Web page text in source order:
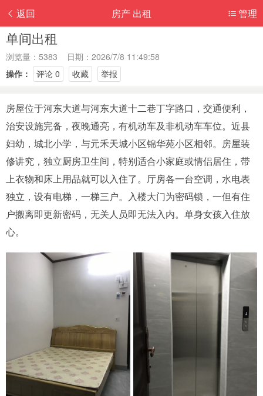
返回 管理
房产 出租
单间出租
浏览量：5383 日期：2026/7/8 11:49:58
操作：
评论 0 收藏 举报
房屋位于河东大道与河东大道十二巷丁字路口，交通便利，
治安设施完备，夜晚通亮，有机动车及非机动车车位。近县
妇幼，城北小学，与元禾天城小区锦华苑小区相邻。房屋装
修讲究，独立厨房卫生间，特别适合小家庭或情侣居住，带
上衣物和床上用品就可以入住了。厅房各一台空调，水电表
独立，设有电梯，一梯三户。入楼大门为密码锁，一但有住
户搬离即更新密码，无关人员即无法入内。单身女孩入住放
心。